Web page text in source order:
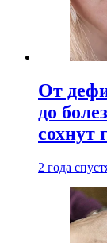
От
до
сохнут
2 года